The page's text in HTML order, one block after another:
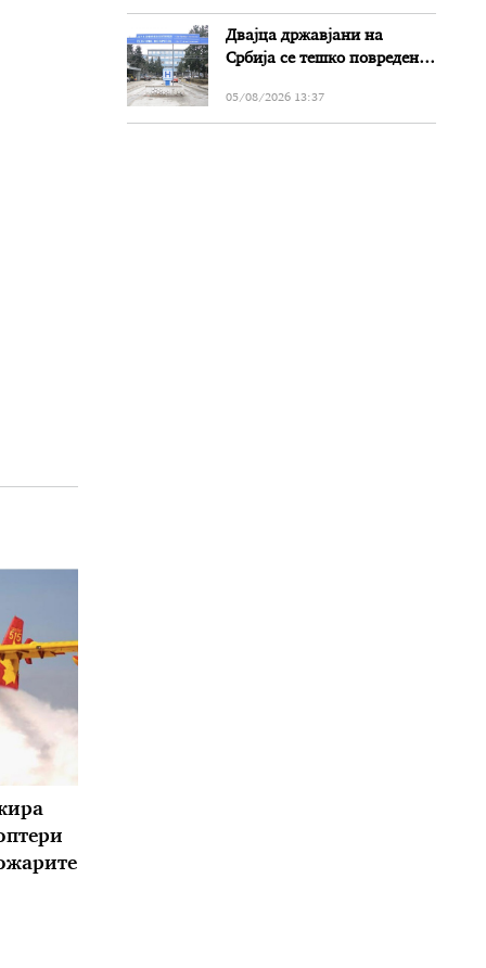
Двајца државјани на
Србија се тешко повредени
Прилеп-Битола
05/08/2026 13:37